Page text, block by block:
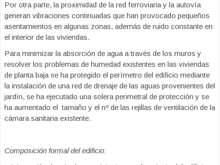
Por otra parte, la proximidad de la red ferroviaria y la autovía
generan vibraciones continuadas que han provocado pequeños
asentamientos en algunas zonas, además de ruido constante en
el interior de las viviendas.
Para minimizar la absorción de agua a través de los muros y
resolver los problemas de humedad existentes en las viviendas
de planta baja se ha protegido el perímetro del edificio mediante
la instalación de una red de drenaje de las aguas provenientes del
jardín, se ha ejecutado una solera perimetral de protección y se
ha aumentado el tamaño y el nº de las rejillas de ventilación de la
cámara sanitaria existente.
Composición formal del edificio: